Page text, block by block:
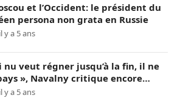
et l’Occident: le président du
persona non grata en Russie
il y a 5 ans
nu veut régner jusqu’à la fin, il ne
», Navalny critique encore
il y a 5 ans